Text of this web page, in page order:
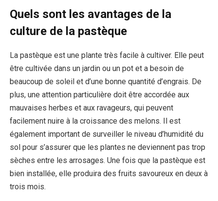
Quels sont les avantages de la
culture de la pastèque
La pastèque est une plante très facile à cultiver. Elle peut
être cultivée dans un jardin ou un pot et a besoin de
beaucoup de soleil et d’une bonne quantité d’engrais. De
plus, une attention particulière doit être accordée aux
mauvaises herbes et aux ravageurs, qui peuvent
facilement nuire à la croissance des melons. Il est
également important de surveiller le niveau d’humidité du
sol pour s’assurer que les plantes ne deviennent pas trop
sèches entre les arrosages. Une fois que la pastèque est
bien installée, elle produira des fruits savoureux en deux à
trois mois.